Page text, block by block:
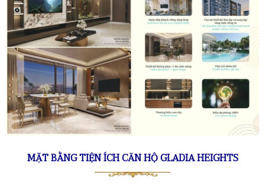
MẶT BẰNG TIỆN ÍCH CĂN HỘ GLADIA HEIGHTS